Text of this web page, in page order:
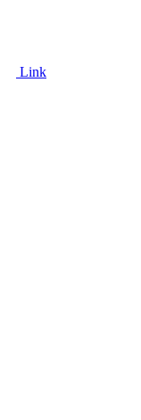
Link